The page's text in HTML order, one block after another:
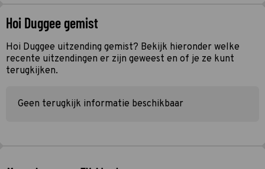
Hoi Duggee gemist
Hoi Duggee uitzending gemist? Bekijk hieronder welke
recente uitzendingen er zijn geweest en of je ze kunt
terugkijken.
Geen terugkijk informatie beschikbaar